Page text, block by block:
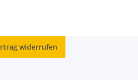
widerrufen